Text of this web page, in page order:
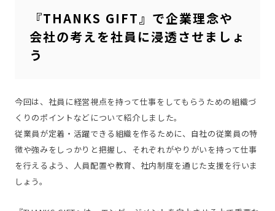
『THANKS GIFT』で企業理念や
会社の考えを社員に浸透させましょ
う
今回は、社員に経営視点を持って仕事をしてもらうための組織づ
くりのポイントなどについて紹介しました。
従業員が定着・活躍できる組織を作るために、自社の従業員の特
徴や強みをしっかりと把握し、それぞれがやりがいを持って仕事
を行えるよう、人員配置や教育、社内制度を通じた支援を行いま
しょう。